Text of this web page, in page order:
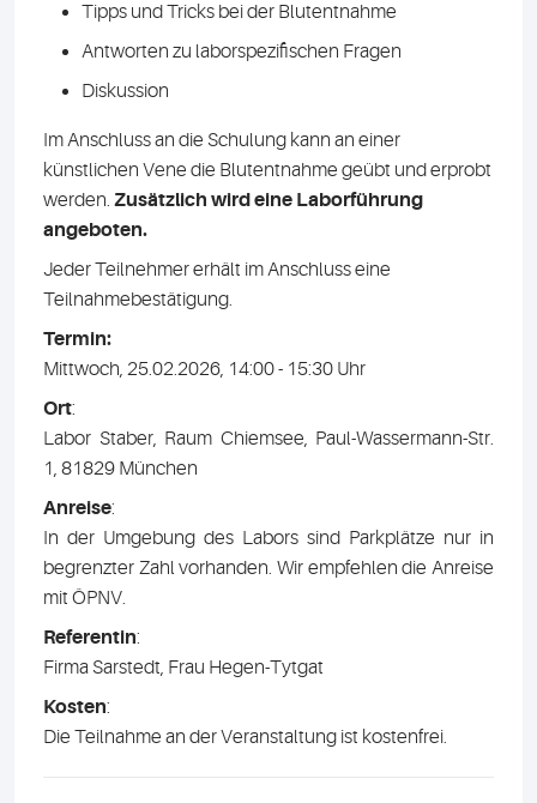
Tipps und Tricks bei der Blutentnahme
Antworten zu laborspezifischen Fragen
Diskussion
Im Anschluss an die Schulung kann an einer
künstlichen Vene die Blutentnahme geübt und erprobt
werden. Zusätzlich wird eine Laborführung
angeboten.
Jeder Teilnehmer erhält im Anschluss eine
Teilnahmebestätigung.
Termin:
Mittwoch, 25.02.2026, 14:00 - 15:30 Uhr
Ort:
Labor Staber, Raum Chiemsee, Paul-Wassermann-Str.
1, 81829 München
Anreise:
In der Umgebung des Labors sind Parkplätze nur in
begrenzter Zahl vorhanden. Wir empfehlen die Anreise
mit ÖPNV.
Referentin:
Firma Sarstedt, Frau Hegen-Tytgat
Kosten:
Die Teilnahme an der Veranstaltung ist kostenfrei.